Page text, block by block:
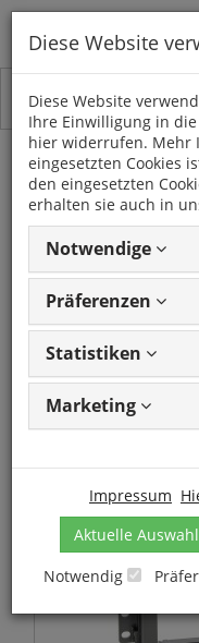
H3
(2005 -
11 Artikel
Artikel1 - 11 von 11
Artikeln
Diese Website
Diese Website
Ihre Einwilligung in
hier widerrufen. Mehr
eingesetzten Cookies
den eingesetzten
erhalten sie auch in
Notwendige
Präferenzen
Statistiken
Marketing
Impressum
Aktuelle
Notwendig